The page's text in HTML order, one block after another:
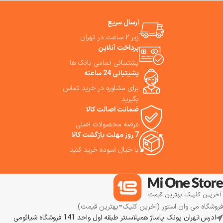
وخرید از فروشگاه می وان استور.
شارژی حرفه‌ای برای تمیزکاری روزمره،
موی حیوانات خانگی و شست‌وشوی
هم‌زمان کف هستید، ما استفاده از
این جاروشارژی را به شما پیشنهاد
ارسال سریع
زیر ۲ ساعت در تهران
پرداخت آنلاین
پشتیبانی تمامی بانک ها
پشیتبانی 24 ساعته
برای مشاوره در خرید تماس
بگیرید
ضمانت اصالت کالا
عرضه محصولات اصلی
7 روز مهلت بازگشت کالا
با خیال آسوده خرید کنید
فروشگاه می وان استور (اخرین کلیک=بهترین قیمت)
ادرس:تهران پونک پاساژ همیلاسنتر طبقه اول واحد 141 فروشگاه شیائومی